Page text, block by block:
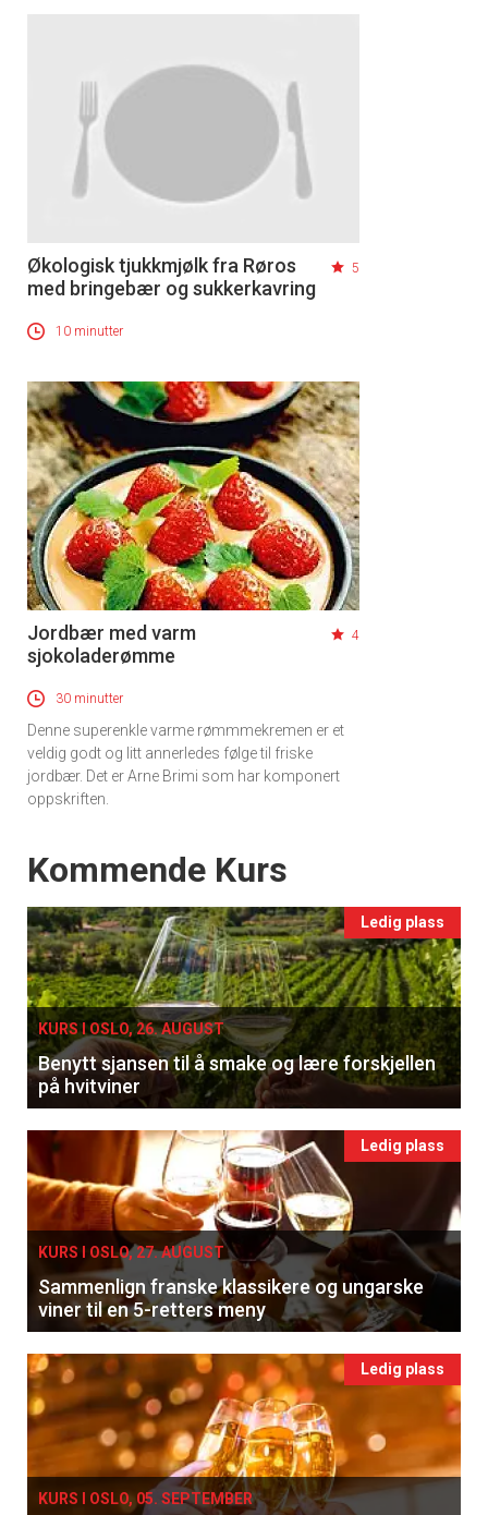
×
Få ukentlige nyhetsbrev fra
Apéritif
Vi tilbyr flere ukentlige nyhetsbrev. Du
kan fritt velge hvilke du ønsker å få
tilsendt.
Registrer deg
Økologisk tjukkmjølk fra Røros
med bringebær og sukkerkavring
5
10 minutter
Jordbær med varm
sjokoladerømme
4
30 minutter
Denne superenkle varme rømmmekremen er et
veldig godt og litt annerledes følge til friske
jordbær. Det er Arne Brimi som har komponert
oppskriften.
Events
Kommende Kurs
Ledig plass
KURS I OSLO, 26. AUGUST
Benytt sjansen til å smake og lære forskjellen
på hvitviner
Ledig plass
KURS I OSLO, 27. AUGUST
Sammenlign franske klassikere og ungarske
viner til en 5-retters meny
Ledig plass
KURS I OSLO, 05. SEPTEMBER